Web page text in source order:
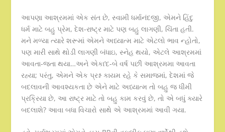
આપણા આશ્રમમાં એક સંત છે, સ્વામી ધર્માનંદજી, એમને હિંદુ
ધર્મ માટે બહુ પ્રેમ, દેશ-રાષ્ટ્ર માટે પણ બહુ લાગણી, ચિંતા હતી.
મને મળ્યા ત્યારે શરૂમાં એમને અધ્યાત્મ માટે એટલો ભાવ ન્હોતો,
પણ મારી સાથે થોડી લાગણી બંધાઇ, સ્નેહ થયો, એટલે આશ્રમમાં
આવતા-જતા થયા…અને એકા’દ-બે વર્ષ પછી આશ્રમમા આવતા
રહ્યા; પરંતુ, એમને એક પ્રશ્ન કાયમ રહે કે સમાજમાં, દેશમાં જે
બદલાવની આવશ્યકતા છે એને માટે અધ્યાત્મ તો બહુ જ ધીમી
પ્રક્રિયા છે, આ રાષ્ટ્ર માટે તો બહુ કામ કરવું છે, તો એ બધું ક્યારે
બદલાશે? આવા બધા વિચારો સાથે એ આશ્રમમાં આવી ગયા.